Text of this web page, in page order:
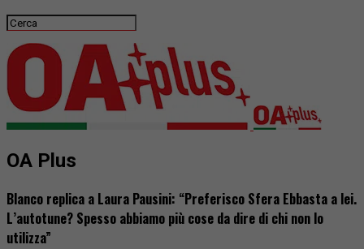
OA Plus
Blanco replica a Laura Pausini: “Preferisco Sfera Ebbasta a lei.
L’autotune? Spesso abbiamo più cose da dire di chi non lo
utilizza”